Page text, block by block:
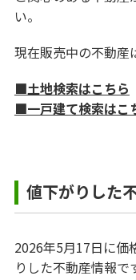
い。
現在販売中の不動産
■土地検索はこちら
■一戸建て検索はこ
値下がりした
2026年5月17日に価
りした不動産情報で